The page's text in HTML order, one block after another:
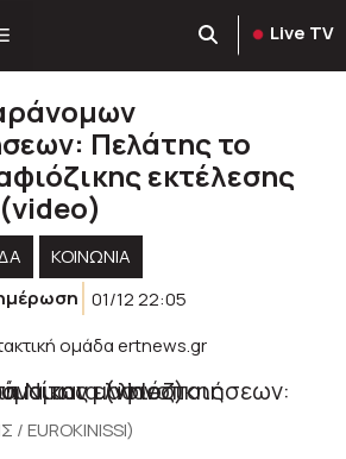
Live TV
Πελάτης το
εκτέλεσης
ΚΟΙΝΩΝΊΑ
01/12 22:05
ομάδα ertnews.gr
EUROKINISSI)